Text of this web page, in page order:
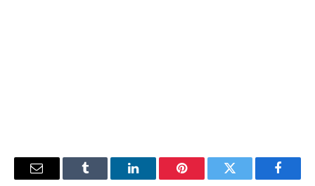
فيسبوك تويتر بينتيريستلينكدإن Tumblr
البريد